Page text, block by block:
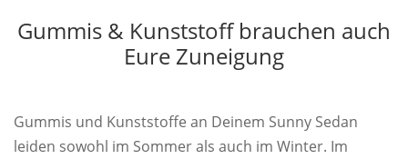
Gummis & Kunststoff brauchen auch
Eure Zuneigung
Gummis und Kunststoffe an Deinem Sunny Sedan
leiden sowohl im Sommer als auch im Winter. Im